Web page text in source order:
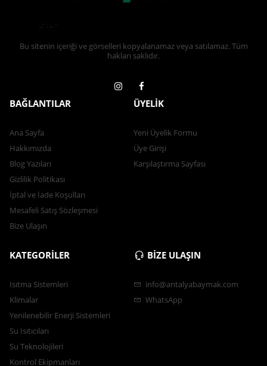
Bu sitenin içeriği ve görselleri kopyalanamaz veya satılamaz. Tüm
hakları saklıdır.
BAĞLANTILAR
Ana Sayfa
Hakkımızda
Blog Yazıları
Gizlilik Politikası
İptal ve İade Koşulları
Mesafeli Satış Sözleşmesi
Bize Ulaşın
ÜYELİK
Yeni Üyelik Formu
Üye Girişi
Karşılaştırma Sayfası
KATEGORİLER
Isıtma Sistemleri
Klimalar
Yenilenebilir Enerji Sistemleri
Su Isıtıcıları
Su Teknolojileri
Kontrol Ekipmanları
BİZE ULAŞIN
info@antalyabaymak.com
WhatsApp